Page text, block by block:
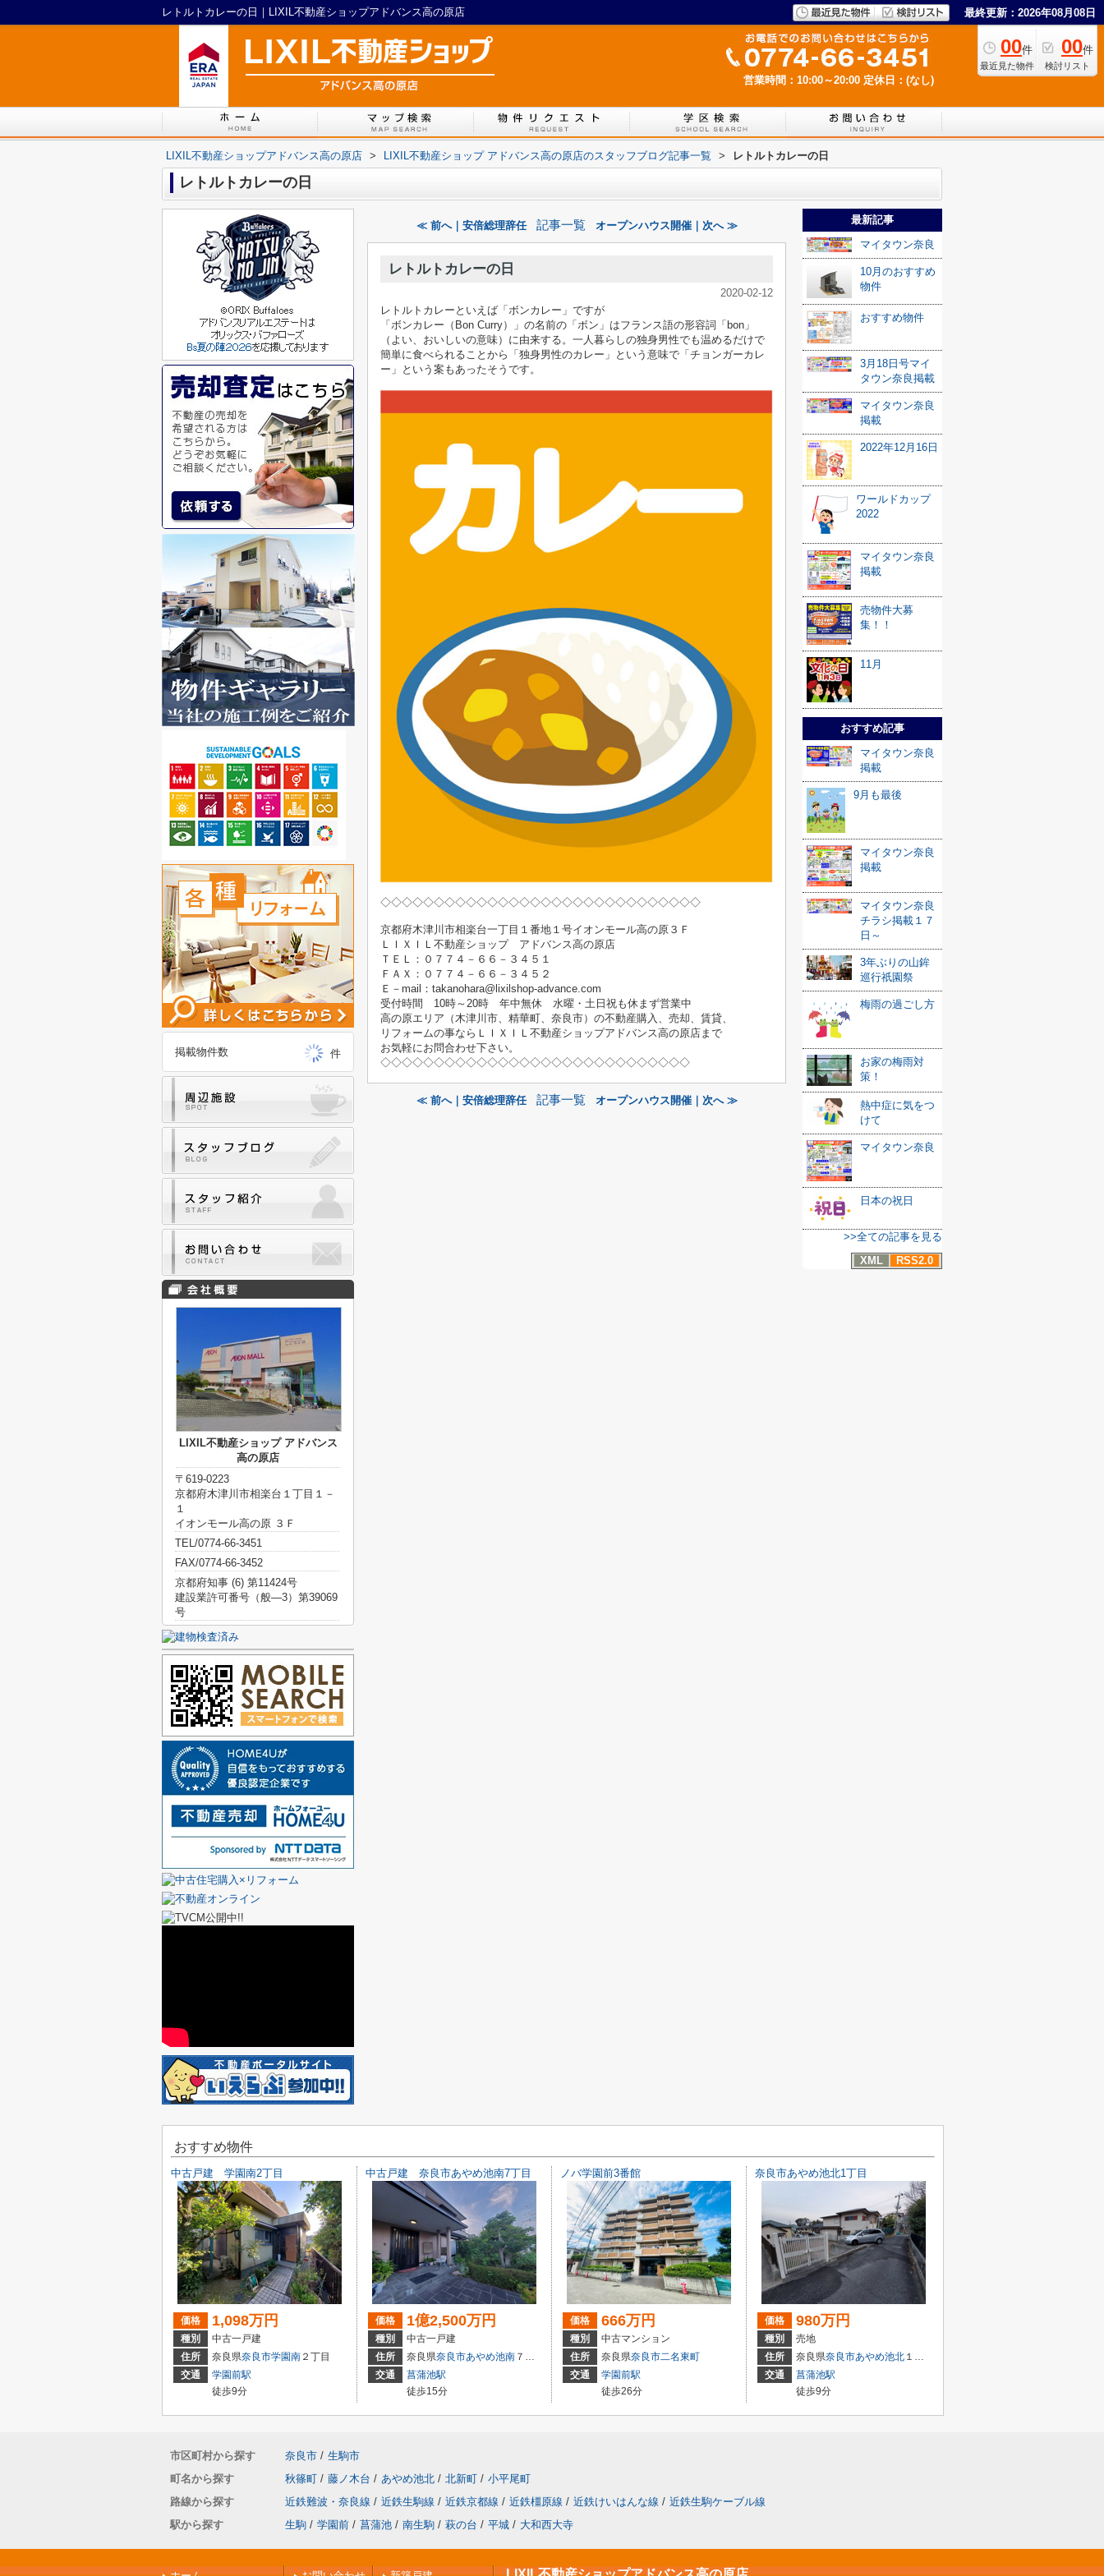
レトルトカレーの日｜LIXIL不動産ショップアドバンス高の原店 最終更新：2026年08月08日
00件
最近見た物件
00件
検討リスト
営業時間：10:00～20:00 定休日：(なし)
LIXIL不動産ショップアドバンス高の原店 > LIXIL不動産ショップ アドバンス高の原店のスタッフブログ記事一覧 > レトルトカレーの日
レトルトカレーの日
≪ 前へ｜安倍総理辞任 記事一覧 オープンハウス開催｜次へ ≫
レトルトカレーの日
2020-02-12
レトルトカレーといえば「ボンカレー」ですが
「ボンカレー（Bon Curry）」の名前の「ボン」はフランス語の形容詞「bon」
（よい、おいしいの意味）に由来する。一人暮らしの独身男性でも温めるだけで
簡単に食べられることから「独身男性のカレー」という意味で「チョンガーカレ
ー」という案もあったそうです。
◇◇◇◇◇◇◇◇◇◇◇◇◇◇◇◇◇◇◇◇◇◇◇◇◇◇◇◇◇◇
京都府木津川市相楽台一丁目１番地１号イオンモール高の原３Ｆ
ＬＩＸＩＬ不動産ショップ アドバンス高の原店
ＴＥＬ：０７７４－６６－３４５１
ＦＡＸ：０７７４－６６－３４５２
Ｅ－mail：takanohara@lixilshop-advance.com
受付時間 10時～20時 年中無休 水曜・土日祝も休まず営業中
高の原エリア（木津川市、精華町、奈良市）の不動産購入、売却、賃貸、
リフォームの事ならＬＩＸＩＬ不動産ショップアドバンス高の原店まで
お気軽にお問合わせ下さい。
◇◇◇◇◇◇◇◇◇◇◇◇◇◇◇◇◇◇◇◇◇◇◇◇◇◇◇◇◇
≪ 前へ｜安倍総理辞任 記事一覧 オープンハウス開催｜次へ ≫
最新記事
マイタウン奈良
10月のおすすめ
物件
おすすめ物件
3月18日号マイ
タウン奈良掲載
マイタウン奈良
掲載
2022年12月16日
ワールドカップ
2022
マイタウン奈良
掲載
売物件大募
集！！
11月
おすすめ記事
マイタウン奈良
掲載
9月も最後
マイタウン奈良
掲載
マイタウン奈良
チラシ掲載１７
日～
3年ぶりの山鉾
巡行祇園祭
梅雨の過ごし方
お家の梅雨対
策！
熱中症に気をつ
けて
マイタウン奈良
日本の祝日
>>全ての記事を見る
XML
RSS2.0
掲載物件数 件
LIXIL不動産ショップ アドバンス
高の原店
〒619-0223
京都府木津川市相楽台１丁目１－
１
イオンモール高の原 ３Ｆ
TEL/0774-66-3451
FAX/0774-66-3452
京都府知事 (6) 第11424号
建設業許可番号（般―3）第39069
号
おすすめ物件
中古戸建 学園南2丁目
価格 1,098万円
種別
中古一戸建
住所
奈良県奈良市学園南 ２丁目
交通
学園前駅
徒歩9分
中古戸建 奈良市あやめ池南7丁目
価格 1億2,500万円
種別
中古一戸建
住所
奈良県奈良市あやめ池南 ７丁目
交通
菖蒲池駅
徒歩15分
ノバ学園前3番館
価格 666万円
種別
中古マンション
住所
奈良県奈良市二名東町
交通
学園前駅
徒歩26分
奈良市あやめ池北1丁目
価格 980万円
種別
売地
住所
奈良県奈良市あやめ池北 １丁目
交通
菖蒲池駅
徒歩9分
市区町村から探す 奈良市 / 生駒市
町名から探す
秋篠町 / 藤ノ木台 / あやめ池北 / 北新町 / 小平尾町
路線から探す
近鉄難波・奈良線 / 近鉄生駒線 / 近鉄京都線 / 近鉄橿原線 / 近鉄けいはんな線 / 近鉄生駒ケーブル線
駅から探す
生駒 / 学園前 / 菖蒲池 / 南生駒 / 萩の台 / 平城 / 大和西大寺